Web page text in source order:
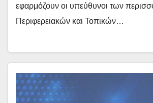
εφαρμόζουν οι υπεύθυνοι των
Περιφερειακών και Τοπικών…